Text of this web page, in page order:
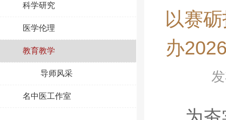
科学研究
医学伦理
教育教学
导师风采
名中医工作室
以赛
办